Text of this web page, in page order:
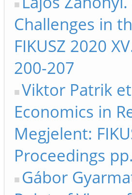
Challenges in
FIKUSZ 2020
200-207
Viktor Patrik
Economics in
Megjelent:
Proceedings
Gábor